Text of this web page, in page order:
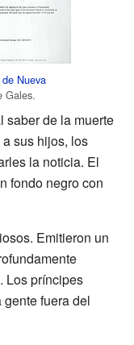
Nueva
Gales.
saber de la muerte
sus hijos, los
la noticia. El
fondo negro con
Emitieron un
Los príncipes
fuera del